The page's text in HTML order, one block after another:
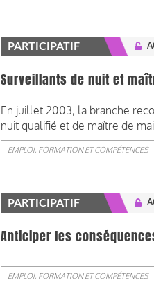
PARTICIPATIF
Surveillants de nuit et
En juillet 2003, la branche
nuit qualifié et de maître de
EMPLOI, FORMATION ET COMPÉTENCES
PARTICIPATIF
Anticiper les
EMPLOI, FORMATION ET COMPÉTENCES